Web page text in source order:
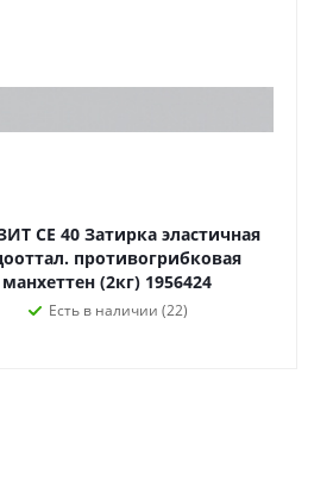
CE 40 Затирка эластичная
противогрибковая
манхеттен (2кг) 1956424
Есть в наличии (22)